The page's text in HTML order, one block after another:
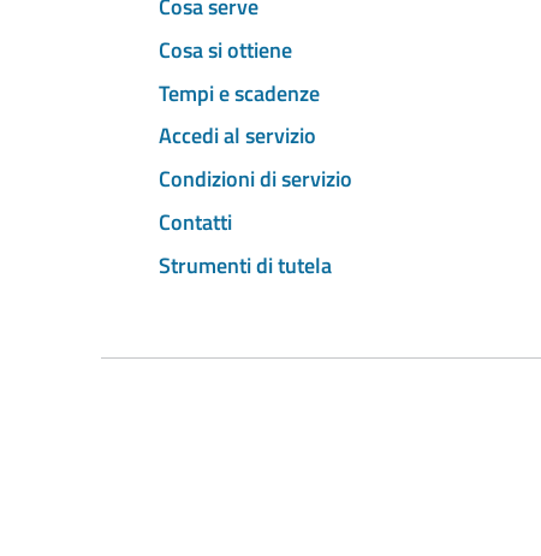
Cosa serve
Cosa si ottiene
Tempi e scadenze
Accedi al servizio
Condizioni di servizio
Contatti
Strumenti di tutela